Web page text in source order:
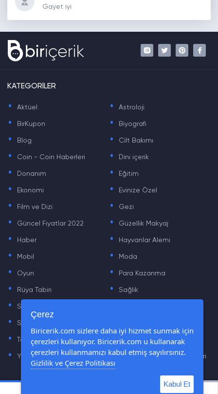
Gayet iyi
KATEGORİLER
. Aktüel . Astroloji
. BirKupon . Biyografi
. Blog . Cilt Bakımı
. Coin - Coin Haberleri . Dini içerik
. Donanım . Eğitim
. Ekonomi . Evinize Özel
. Film ve Dizi . Gezi
. Güncel Fiyatlar 2022 . Güzellik Makyaj
. Haber . Hayvanlar Alemi
. Mobil . Moda
. Oyun . Para Kazanma
. Rüya Tabiri . Sağlık
. Sinema .
. Sözler
. Teknoloji Haberleri . Yaşam
. Yazılım Haberleri . Yiyecek Önerileri ve Tarifleri
Çerez
Biricerik.com sizlere daha iyi hizmet sunmak için
çerezleri kullanıyor. Biricerik.com u kullanarak
çerezleri kullanmamızı kabul etmiş sayılırsınız.
Gizlilik ve Çerez Politikası
Kabul Et